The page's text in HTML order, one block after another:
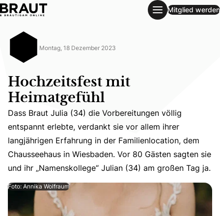
Mitglied werden
Montag, 18 Dezember 2023
Hochzeitsfest mit
Heimatgefühl
Dass Braut Julia (34) die Vorbereitungen völlig
Dass Braut Julia (34) die Vorbereitungen völlig
entspannt erlebte, verdankt sie vor allem ihrer
langjährigen Erfahrung in der Familienlocation, dem
Chausseehaus in Wiesbaden. Vor 80 Gästen sagten sie
und ihr „Namenskollege“ Julian (34) am großen Tag ja.
Foto: Annika Wolfraum